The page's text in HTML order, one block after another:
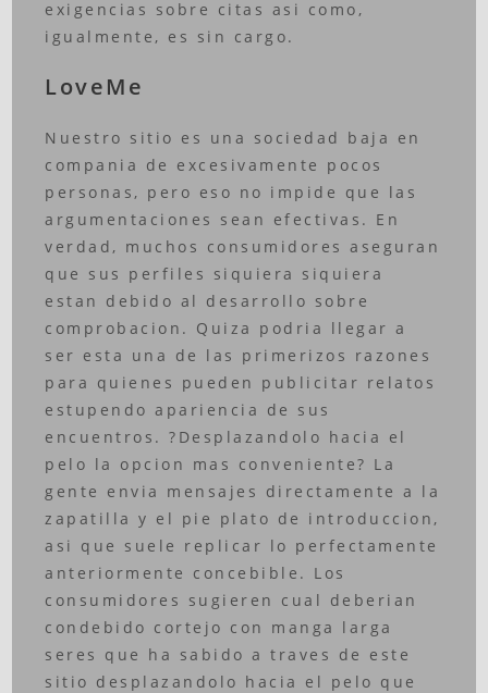
exigencias sobre citas asi como,
igualmente, es sin cargo.
LoveMe
Nuestro sitio es una sociedad baja en
compania de excesivamente pocos
personas, pero eso no impide que las
argumentaciones sean efectivas. En
verdad, muchos consumidores aseguran
que sus perfiles siquiera siquiera
estan debido al desarrollo sobre
comprobacion. Quiza podria llegar a
ser esta una de las primerizos razones
para quienes pueden publicitar relatos
estupendo apariencia de sus
encuentros. ?Desplazandolo hacia el
pelo la opcion mas conveniente? La
gente envia mensajes directamente a la
zapatilla y el pie plato de introduccion,
asi que suele replicar lo perfectamente
anteriormente concebible. Los
consumidores sugieren cual deberian
condebido cortejo con manga larga
seres que ha sabido a traves de este
sitio desplazandolo hacia el pelo que